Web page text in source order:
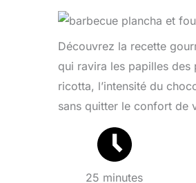
Découvrez la recette
qui ravira les papilles des
ricotta, l’intensité du
sans quitter le confort de
25 minutes